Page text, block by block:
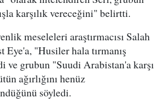
karşılık vereceğini" belirtti.
meseleleri araştırmacısı Salah
"Husiler hala tırmanış
ve grubun "Suudi Arabistan'a karşı
ağırlığını henüz
söyledi.